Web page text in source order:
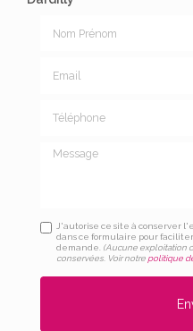
Message
J'autorise ce site à conserver
dans ce formulaire pour
demande. (Aucune exploitation
conservées. Voir notre politique